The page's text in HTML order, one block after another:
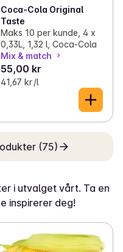
Coca-Cola Original
Taste
Maks 10 per kunde, 4 x
0,33L, 1,32 l, Coca-Cola
Mix & match
55,00 kr
41,67 kr /l
(75)
i utvalget vårt. Ta en
inspirerer deg!